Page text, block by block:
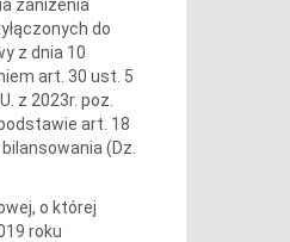
zaniżenia
do
z dnia 10
art. 30 ust. 5
z 2023r. poz.
art. 18
(Dz.
o której
roku